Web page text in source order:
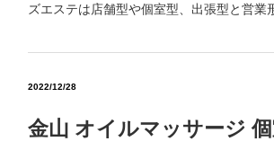
ズエステは店舗型や個室型、出張型と営業
2022/12/28
金山 オイルマッサージ